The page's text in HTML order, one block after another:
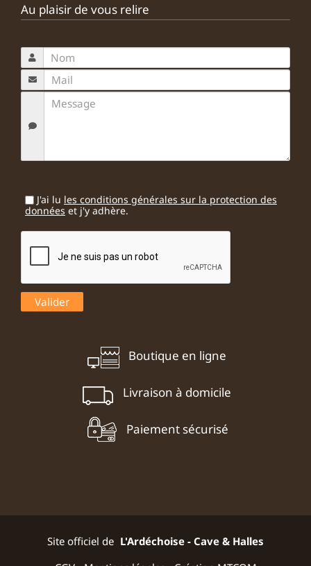
Au plaisir de vous relire
J'ai lu les conditions générales sur la protection des
données et j'y adhère.
Boutique en ligne
Livraison à domicile
Paiement sécurisé
Site officiel de L'Ardéchoise - Cave & Halles